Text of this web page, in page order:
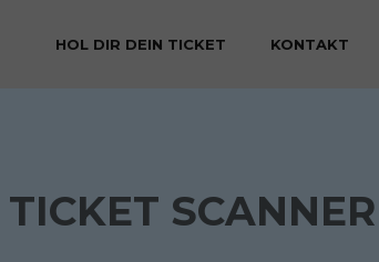
HOL DIR DEIN TICKET KONTAKT
SCANNER